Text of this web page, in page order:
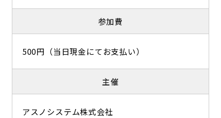
参加費
500円（当日現金にてお支払い）
主催
アスノシステム株式会社